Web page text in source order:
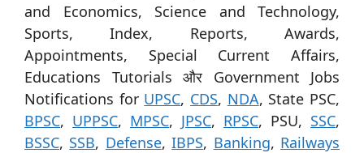
and Economics, Science and Technology,
Sports, Index, Reports, Awards,
Appointments, Special Current Affairs,
Educations Tutorials और Government Jobs
Notifications for UPSC, CDS, NDA, State PSC,
BPSC, UPPSC, MPSC, JPSC, RPSC, PSU, SSC,
BSSC, SSB, Defense,IBPS, Banking, Railways